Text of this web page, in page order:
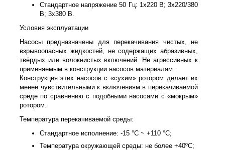
Стандартное напряжение 50 Гц: 1х220 В; 3x220/380
В; 3x380 В.
Условия эксплуатации
Насосы предназначены для перекачивания чистых, не
взрывоопасных жидкостей, не содержащих абразивных,
твёрдых или волокнистых включений. Не агрессивных к
применяемым в конструкции насосов материалам.
Конструкция этих насосов с «сухим» ротором делает их
менее чувствительными к включениям в перекачиваемой
среде по сравнению с подобными насосами с «мокрым»
ротором.
Температура перекачиваемой среды:
Стандартное исполнение: -15 °С ~ +110 °С;
Температура окружающей среды: не более +40ºС;